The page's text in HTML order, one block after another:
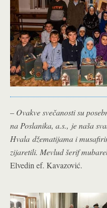
– Ovakve svečanosti su
na Poslanika, a.s., je naša
Hvala džematijama i
zijaretili. Mevlud šerif
Elvedin ef. Kavazović.